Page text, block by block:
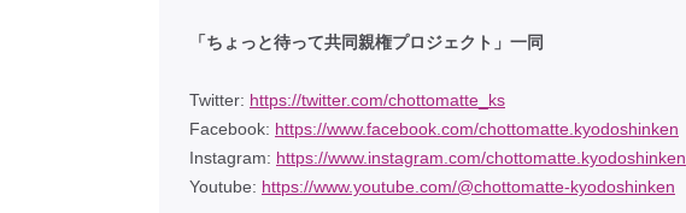
「ちょっと待って共同親権プロジェクト」一同
Twitter: https://twitter.com/chottomatte_ks
Facebook: https://www.facebook.com/chottomatte.kyodoshinken
Instagram: https://www.instagram.com/chottomatte.kyodoshinken
Youtube: https://www.youtube.com/@chottomatte-kyodoshinken